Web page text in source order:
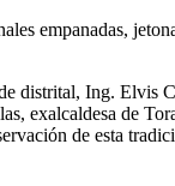
empanadas,
distrital, Ing. Elvis
exalcaldesa de
de esta